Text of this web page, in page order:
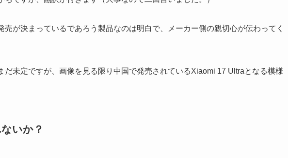
売が決まっているであろう製品なのは明白で、メーカー側の親切心が伝わってく
だ未定ですが、画像を見る限り中国で発売されているXiaomi 17 Ultraとなる模様
いか？